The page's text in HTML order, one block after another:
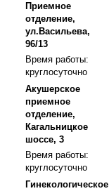
Приемное
отделение,
ул.Васильева,
96/13
Время работы:
круглосуточно
Акушерское
приемное
отделение,
Кагальницкое
шоссе, 3
Время работы:
круглосуточно
Гинекологическое